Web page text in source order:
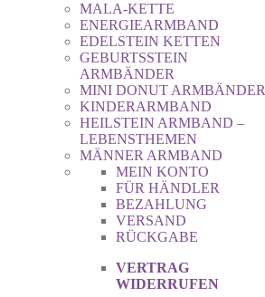
MALA-KETTE
ENERGIEARMBAND
EDELSTEIN KETTEN
GEBURTSSTEIN
ARMBÄNDER
MINI DONUT ARMBÄNDER
KINDERARMBAND
HEILSTEIN ARMBAND –
LEBENSTHEMEN
MÄNNER ARMBAND
MEIN KONTO
FÜR HÄNDLER
BEZAHLUNG
VERSAND
RÜCKGABE
VERTRAG
WIDERRUFEN